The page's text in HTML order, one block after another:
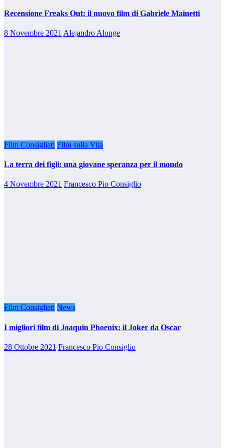
Recensione Freaks Out: il nuovo film di Gabriele Mainetti
8 Novembre 2021 Alejandro Alonge
Film Consigliati Film sulla Vita
La terra dei figli: una giovane speranza per il mondo
4 Novembre 2021 Francesco Pio Consiglio
Film Consigliati News
I migliori film di Joaquin Phoenix: il Joker da Oscar
28 Ottobre 2021 Francesco Pio Consiglio